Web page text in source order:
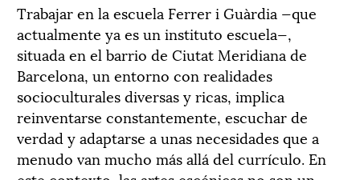
Trabajar en la escuela Ferrer i Guàrdia —que
actualmente ya es un instituto escuela—,
situada en el barrio de Ciutat Meridiana de
Barcelona, un entorno con realidades
socioculturales diversas y ricas, implica
reinventarse constantemente, escuchar de
verdad y adaptarse a unas necesidades que a
menudo van mucho más allá del currículo. En